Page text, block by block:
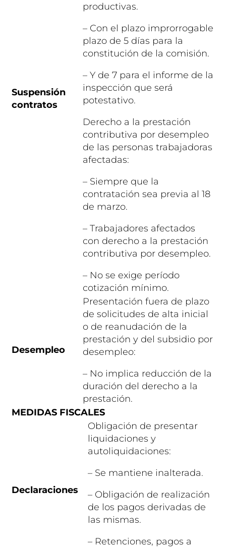
Suspensión
contratos
productivas.
– Con el plazo improrrogable
plazo de 5 días para la
constitución de la comisión.
– Y de 7 para el informe de la
inspección que será
potestativo.
Derecho a la prestación
contributiva por desempleo
de las personas trabajadoras
afectadas:
– Siempre que la
contratación sea previa al 18
de marzo.
– Trabajadores afectados
con derecho a la prestación
contributiva por desempleo.
– No se exige período
cotización mínimo.
Desempleo
Presentación fuera de plazo
de solicitudes de alta inicial
o de reanudación de la
prestación y del subsidio por
desempleo:
– No implica reducción de la
duración del derecho a la
prestación.
MEDIDAS FISCALES
Declaraciones
Obligación de presentar
liquidaciones y
autoliquidaciones:
– Se mantiene inalterada.
– Obligación de realización
de los pagos derivadas de
las mismas.
– Retenciones, pagos a